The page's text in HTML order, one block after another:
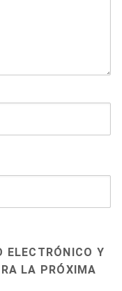
ELECTRÓNICO Y
LA PRÓXIMA